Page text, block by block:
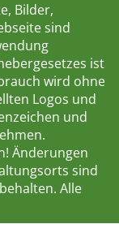
Bilder,
sind
ist
wird ohne
Logos und
und
Änderungen
sind
Alle